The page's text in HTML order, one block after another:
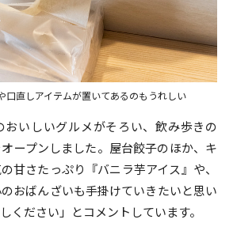
口直しアイテムが置いてあるのもうれしい
おいしいグルメがそろい、飲み歩きの
ープンしました。屋台餃子のほか、キ
甘さたっぷり『バニラ芋アイス』や、
おばんざいも手掛けていきたいと思い
ください」とコメントしています。